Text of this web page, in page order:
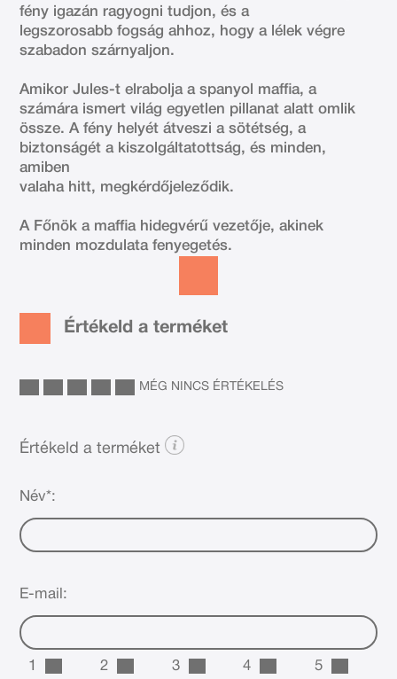
fény igazán ragyogni tudjon, és a
legszorosabb fogság ahhoz, hogy a lélek végre
szabadon szárnyaljon.
Amikor Jules-t elrabolja a spanyol maffia, a
számára ismert világ egyetlen pillanat alatt omlik
össze. A fény helyét átveszi a sötétség, a
biztonságét a kiszolgáltatottság, és minden,
amiben
valaha hitt, megkérdőjeleződik.
A Főnök a maffia hidegvérű vezetője, akinek
minden mozdulata fenyegetés.
Értékeld a terméket
MÉG NINCS ÉRTÉKELÉS
Értékeld a terméket
Név*:
E-mail:
1 2 3 4 5